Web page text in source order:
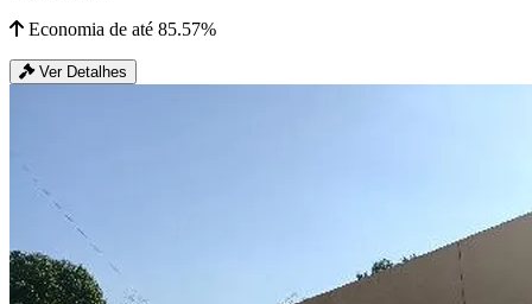
Economia de até 85.57%
Ver Detalhes